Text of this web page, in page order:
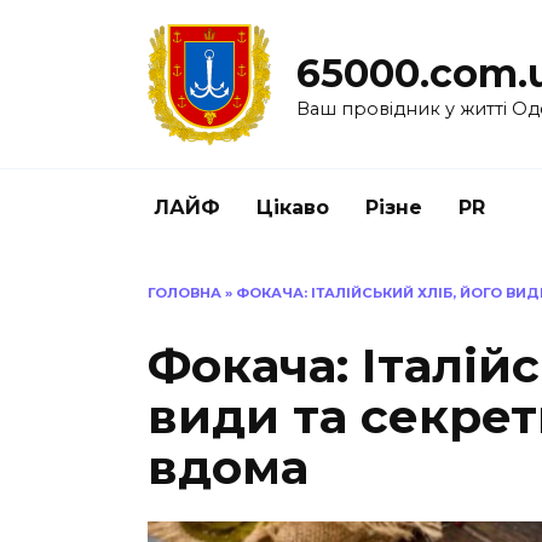
Ваш провідник у житті
ЛАЙФ Цікаво Різне PR
ГОЛОВНА » ФОКАЧА: ІТАЛІЙСЬКИЙ ХЛІБ, ЙОГО
Фокача:
види та
вдома